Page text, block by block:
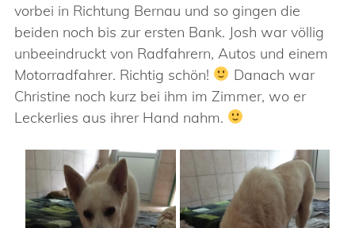
vorbei in Richtung Bernau und so gingen die
beiden noch bis zur ersten Bank. Josh war völlig
unbeeindruckt von Radfahrern, Autos und einem
Motorradfahrer. Richtig schön!
Danach war
Christine noch kurz bei ihm im Zimmer, wo er
Leckerlies aus ihrer Hand nahm.